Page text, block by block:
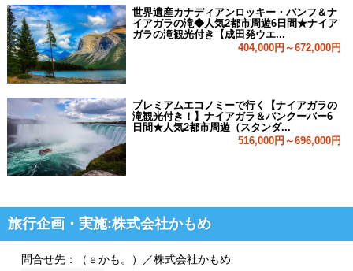
世界遺産カナディアンロッキー・バンフ＆ナ
イアガラの滝◆人気2都市周遊6日間★ナイア
ガラの滝観光付き【成田発ウエ...
404,000円～672,000円
プレミアムエコノミーで行く【ナイアガラの
滝観光付き！】ナイアガラ＆バンクーバー6
日間★人気2都市周遊（スタンダ...
516,000円～696,000円
旅行企画・実施:株式会社かもめ
問合せ先：（ｅかも。）／株式会社かもめ